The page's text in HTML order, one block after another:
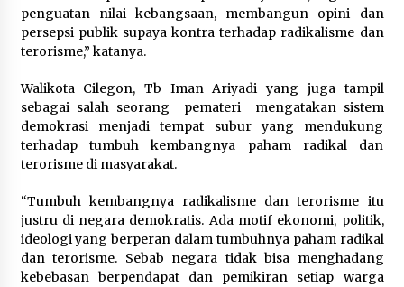
penguatan nilai kebangsaan, membangun opini dan
persepsi publik supaya kontra terhadap radikalisme dan
terorisme,” katanya.
Walikota Cilegon, Tb Iman Ariyadi yang juga tampil
sebagai salah seorang pemateri mengatakan sistem
demokrasi menjadi tempat subur yang mendukung
terhadap tumbuh kembangnya paham radikal dan
terorisme di masyarakat.
“Tumbuh kembangnya radikalisme dan terorisme itu
justru di negara demokratis. Ada motif ekonomi, politik,
ideologi yang berperan dalam tumbuhnya paham radikal
dan terorisme. Sebab negara tidak bisa menghadang
kebebasan berpendapat dan pemikiran setiap warga